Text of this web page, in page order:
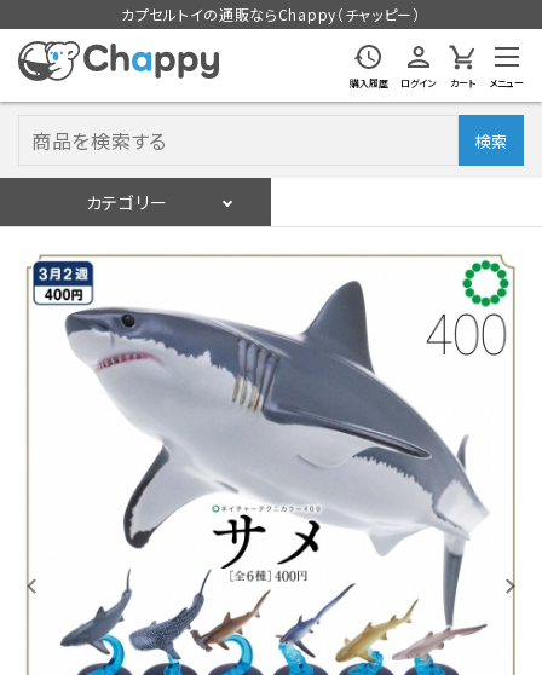
カプセルトイの通販ならChappy（チャッピー）
購入履歴 ログイン カート メニュー
検索
カテゴリー
ログイン 会員登録
入荷スケジュールをチェック
カプセルトイマシン本体
カプセルトイ
販促用空カプセル
レンタル
景品・玩具・文具